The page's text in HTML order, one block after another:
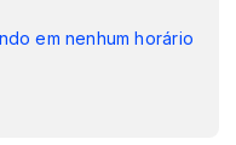
em nenhum horário